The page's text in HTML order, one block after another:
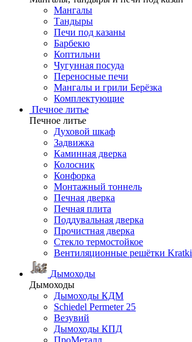
Мангалы
Тандыры
Печи под казаны
Барбекю
Коптильни
Чугунная посуда
Переносные печи
Мангалы и грили Берёзка
Комплектующие
Печное литье
Печное литье
Духовой шкаф
Задвижка
Каминная дверка
Колосник
Конфорка
Монтажный тоннель
Печная дверка
Печная плита
Поддувальная дверка
Прочистная дверка
Стекло термостойкое
Вентиляционные решётки Kratki
Дымоходы
Дымоходы
Дымоходы КДМ
Schiedel Permeter 25
Везувий
Дымоходы КПД
ПроМеталл